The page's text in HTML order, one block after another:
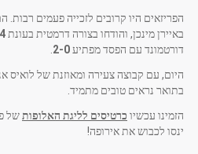
הפריזאים היו קרובים לזכייה פעמים רבות.
באיירן מינכן, והודחו בצורה דרמטית בעונת
דורטמונד עם הפסד מפתיע2-0
בתואר נראים טובים מתמיד.
הזמינו עכשיו כרטיסים לליגת האלופותשל
ינסו לכבוש את אירופה!